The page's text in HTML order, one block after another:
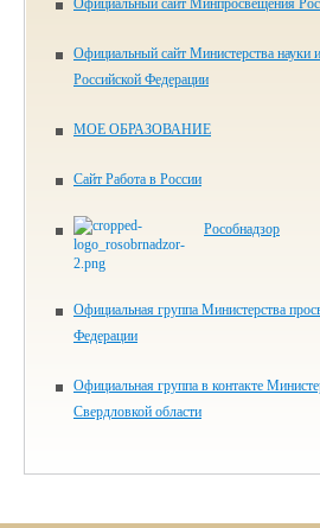
Официальный сайт Минпросвещения
Официальный сайт Министерства науки
Российской Федерации
МОЕ ОБРАЗОВАНИЕ
Сайт Работа в России
Рособнадзор
Официальная группа Министерства
Федерации
Официальная группа в контакте
Свердловкой области